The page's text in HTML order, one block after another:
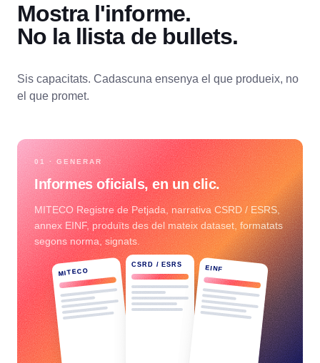
Mostra l'informe.
No la llista de bullets.
Sis capacitats. Cadascuna ensenya el que produeix, no
el que promet.
01 · GENERAR
Informes oficials, en un clic.
MITECO Registre de Petjada, narrativa CSRD / ESRS,
annex EINF, produïts des del mateix dataset, formatats
segons norma, signats.
MITECO
CSRD / ESRS EINF